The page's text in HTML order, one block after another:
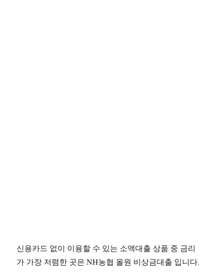
신용카드 없이 이용할 수 있는 소액대출 상품 중 금리
가 가장 저렴한 곳은 NH농협 올원 비상금대출 입니다.